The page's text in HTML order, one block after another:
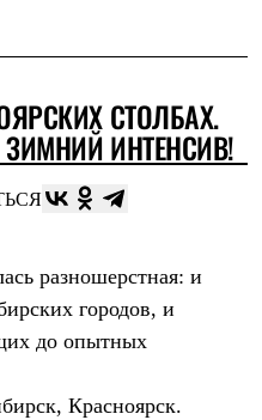
СТОЛБАХ.
ИНТЕНСИВ!
разношерстная: и
городов, и
до опытных
Красноярск.